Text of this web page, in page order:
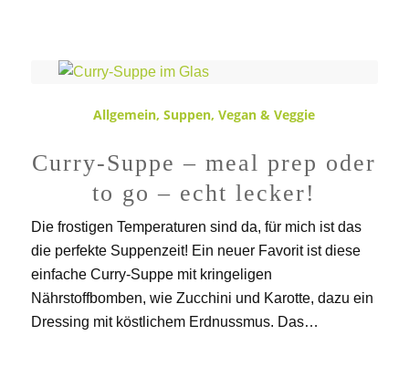
Allgemein,Suppen,Vegan & Veggie
Curry-Suppe – meal prep oder
to go – echt lecker!
Die frostigen Temperaturen sind da, für mich ist das
die perfekte Suppenzeit! Ein neuer Favorit ist diese
einfache Curry-Suppe mit kringeligen
Nährstoffbomben, wie Zucchini und Karotte, dazu ein
Dressing mit köstlichem Erdnussmus. Das…